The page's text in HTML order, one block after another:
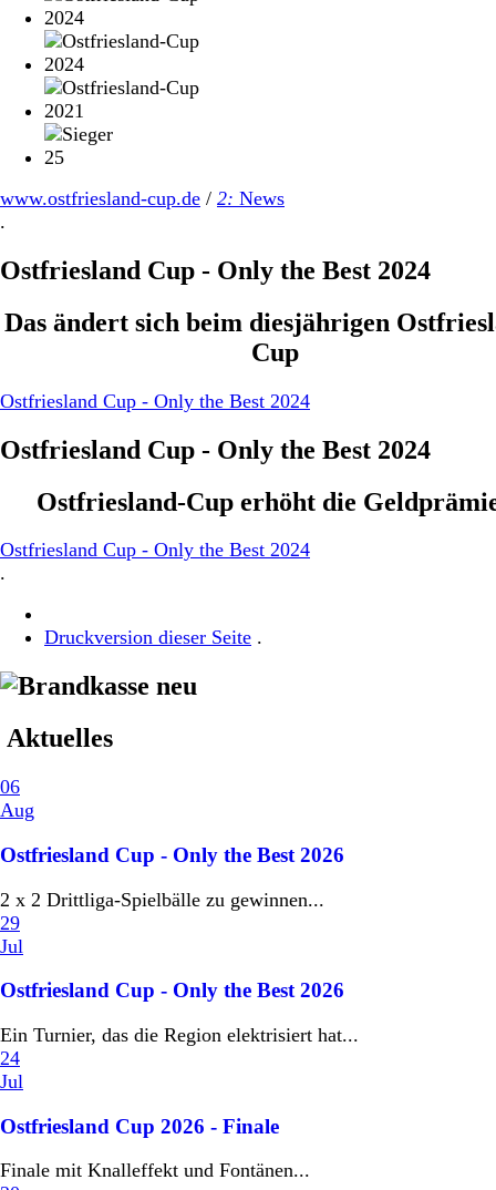
www.ostfriesland-cup.de / 2: News
.
Ostfriesland Cup - Only the Best 2024
Das ändert sich beim diesjährigen
Cup
Ostfriesland Cup - Only the Best 2024
Ostfriesland Cup - Only the Best 2024
Ostfriesland-Cup erhöht die
Ostfriesland Cup - Only the Best 2024
.
Druckversion dieser Seite .
Aktuelles
06
Aug
Ostfriesland Cup - Only the Best 2026
2 x 2 Drittliga-Spielbälle zu gewinnen...
29
Jul
Ostfriesland Cup - Only the Best 2026
Ein Turnier, das die Region elektrisiert hat...
24
Jul
Ostfriesland Cup 2026 - Finale
Finale mit Knalleffekt und Fontänen...